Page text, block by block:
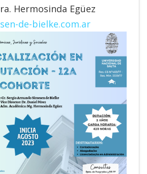
Hermosinda Egüez
de-bielke.com.ar